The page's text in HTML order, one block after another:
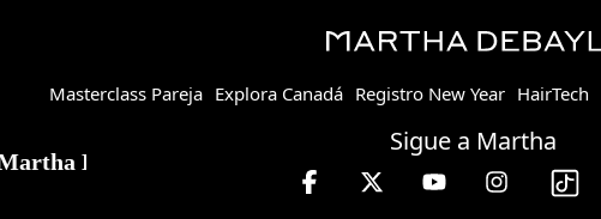
Masterclass Pareja Explora Canadá Registro New Year HairTech
Sigue a Martha
en W, lunes a viernes de 10 a 13 hrs.